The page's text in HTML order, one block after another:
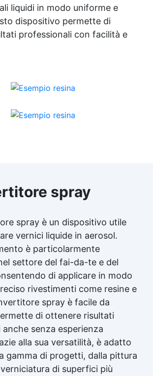
liquidi in modo uniforme e
dispositivo permette di
professionali con facilità e
spray
spray è un dispositivo utile
vernici liquide in aerosol.
è particolarmente
settore del fai-da-te e del
di applicare in modo
rivestimenti come resine e
spray è facile da
di ottenere risultati
senza esperienza
alla sua versatilità, è adatto
gamma di progetti, dalla pittura
di superfici più